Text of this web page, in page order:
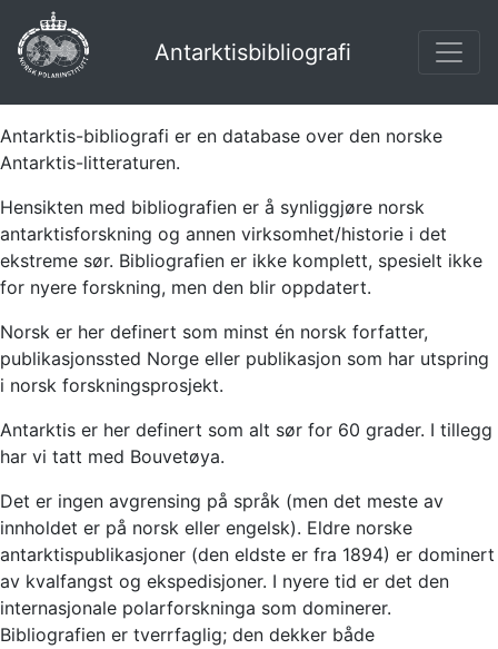
Antarktisbibliografi
Antarktis-bibliografi er en database over den norske
Antarktis-litteraturen.
Hensikten med bibliografien er å synliggjøre norsk
antarktisforskning og annen virksomhet/historie i det
ekstreme sør. Bibliografien er ikke komplett, spesielt ikke
for nyere forskning, men den blir oppdatert.
Norsk er her definert som minst én norsk forfatter,
publikasjonssted Norge eller publikasjon som har utspring
i norsk forskningsprosjekt.
Antarktis er her definert som alt sør for 60 grader. I tillegg
har vi tatt med Bouvetøya.
Det er ingen avgrensing på språk (men det meste av
innholdet er på norsk eller engelsk). Eldre norske
antarktispublikasjoner (den eldste er fra 1894) er dominert
av kvalfangst og ekspedisjoner. I nyere tid er det den
internasjonale polarforskninga som dominerer.
Bibliografien er tverrfaglig; den dekker både